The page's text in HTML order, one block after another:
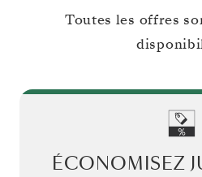
Toutes les offres
ÉCONOMISEZ